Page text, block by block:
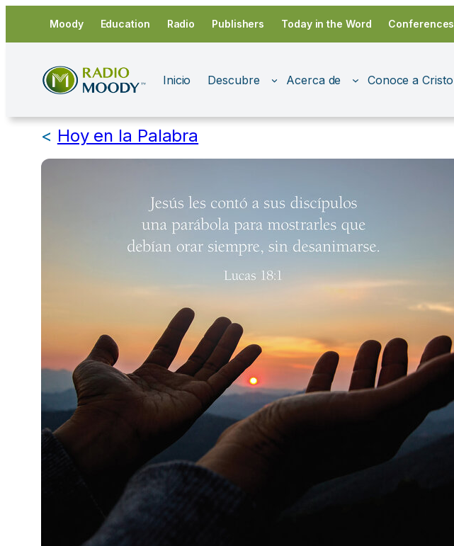
contenido
Moody Education Radio Publishers Today in the Word Conferences
Inicio Descubre Acerca de Conoce a Cristo
< Hoy en la Palabra